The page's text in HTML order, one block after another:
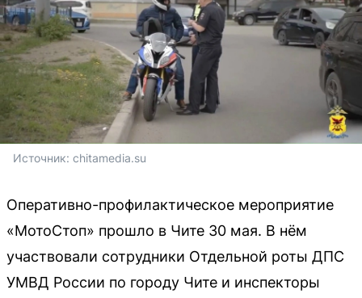
Источник: chitamedia.su
Оперативно-профилактическое мероприятие
«МотоСтоп» прошло в Чите 30 мая. В нём
участвовали сотрудники Отдельной роты ДПС
УМВД России по городу Чите и инспекторы